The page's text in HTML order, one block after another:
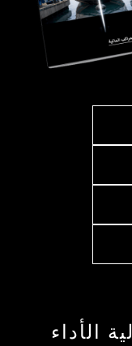
الأداء